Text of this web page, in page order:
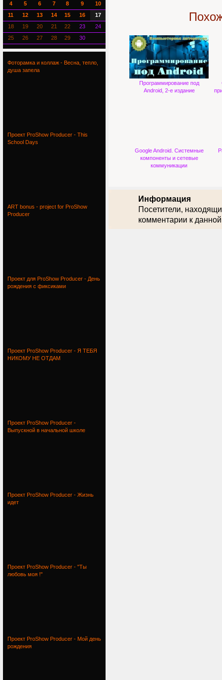
Программирование под
Android, 2-е издание
Google Android. Системные
компоненты и сетевые
коммуникации
Информация
Посетители,
комментарии к
4
5 6 7 8 9
10
11
12 13 14 15 16
17
18
19 20 21 22 23
24
25
26 27 28 29 30
Фоторамка и коллаж - Весна, тепло,
душа запела
Проект ProShow Producer - This
School Days
ART bonus - project for ProShow
Producer
Проект для ProShow Producer - День
рождения с фиксиками
Проект ProShow Producer - Я ТЕБЯ
НИКОМУ НЕ ОТДАМ
Проект ProShow Producer -
Выпускной в начальной школе
Проект ProShow Producer - Жизнь
идет
Проект ProShow Producer - "Ты
любовь моя !"
Проект ProShow Producer - Мой день
рождения